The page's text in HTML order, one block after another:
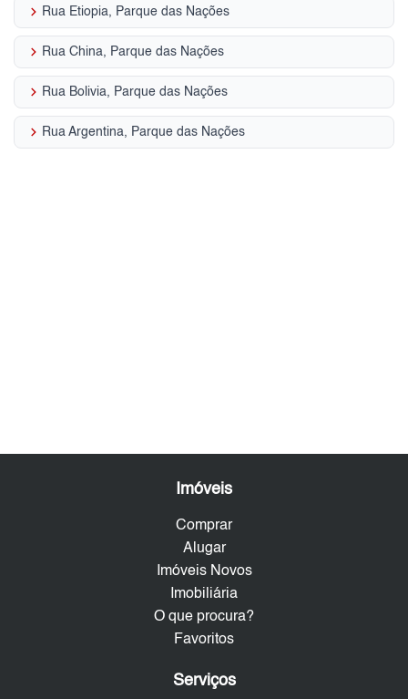
keyboard_arrow_right Rua Etiopia, Parque das Nações
keyboard_arrow_right Rua China, Parque das Nações
keyboard_arrow_right Rua Bolivia, Parque das Nações
keyboard_arrow_right Rua Argentina, Parque das Nações
Imóveis
Comprar
Alugar
Imóveis Novos
Imobiliária
O que procura?
Favoritos
Serviços